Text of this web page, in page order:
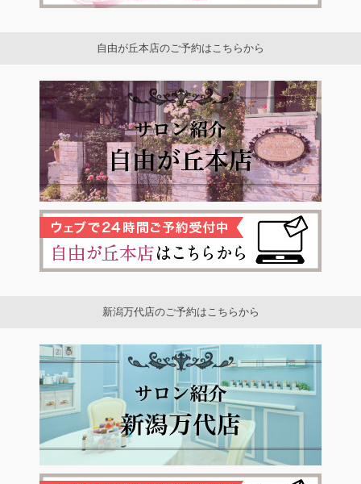
自由が丘本店のご予約はこちらから
新潟万代店のご予約はこちらから